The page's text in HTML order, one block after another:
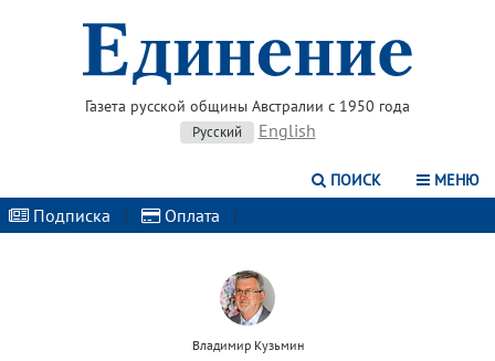
Газета русской общины Австралии с 1950 года
Русский English
ПОИСК МЕНЮ
Подписка | Оплата |
Владимир Кузьмин